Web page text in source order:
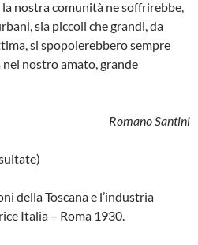
nostra comunità ne soffrirebbe,
sia pic­coli che grandi, da
si spopolerebbero sempre
nostro amato, grande
Romano Santini
della Toscana e l’industria
Italia – Roma 1930.